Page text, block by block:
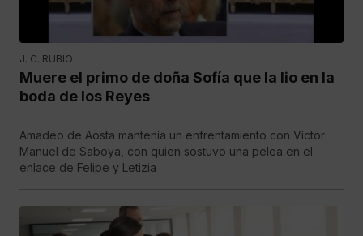
J. C. RUBIO
Muere el primo de doña Sofía que la lio en la
boda de los Reyes
Amadeo de Aosta mantenía un enfrentamiento con Víctor
Manuel de Saboya, con quien sostuvo una pelea en el
enlace de Felipe y Letizia